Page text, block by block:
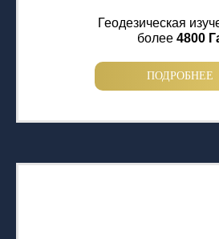
Геодезическая
более 4800
ПОДРОБНЕЕ